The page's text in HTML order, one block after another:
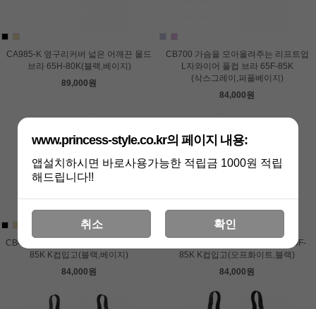
CA985-K 옆구리커버 넓은 어깨끈 몰드
브라 65H-80K(블랙,베이지)
89,000원
CB700 가슴을 모아올려주는 리프트업
L자와이어 풀컵 브라 65F-85K
(삭스그레이,퍼플베이지)
84,000원
CB409-N 마법의 옆구리커버 브라 65F-
85K K컵입고(블랙,베이지)
84,000원
CB409 마법의 옆구리커버 브라 65F-
85K K컵입고(오프화이트,블랙)
84,000원
www.princess-style.co.kr의 페이지 내용:
앱설치하시면 바로사용가능한 적립금 1000원 적립
해드립니다!!
취소 확인